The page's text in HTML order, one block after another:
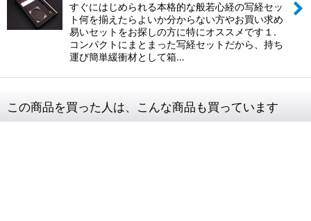
すぐにはじめられる本格的な般若心経の写経セッ
ト何を揃えたらよいか分からない方やお買い求め
易いセットをお探しの方に特にオススメです１.
コンパクトにまとまった写経セットだから、持ち
運び簡単緩衝材として箱…
この商品を買った人は、こんな商品も買っています